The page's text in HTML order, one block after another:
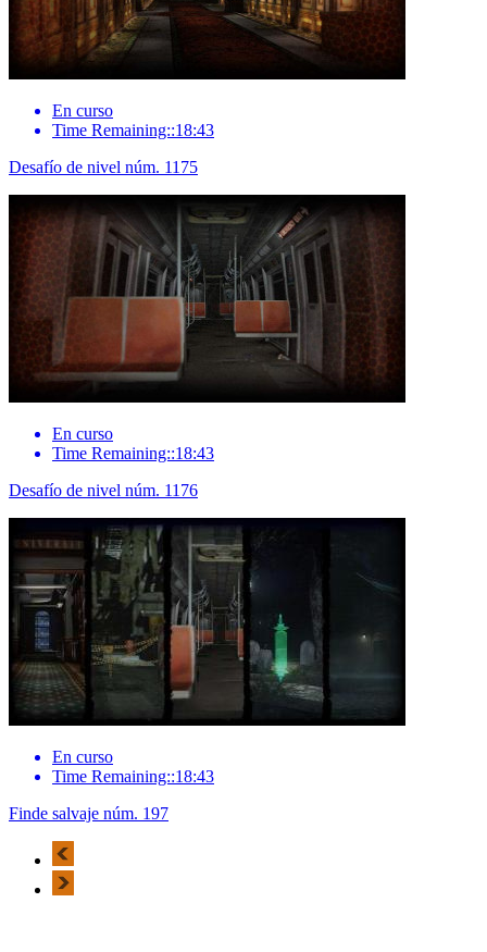
En curso
Time Remaining::18:43
Desafío de nivel núm. 1175
En curso
Time Remaining::18:43
Desafío de nivel núm. 1176
En curso
Time Remaining::18:43
Finde salvaje núm. 197